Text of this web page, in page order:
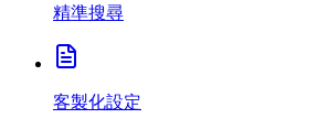
精準搜尋
客製化設定